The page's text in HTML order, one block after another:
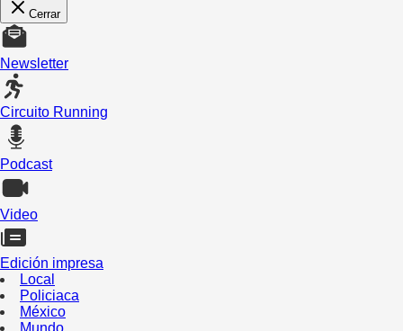
Cerrar
Newsletter
Circuito Running
Podcast
Video
Edición impresa
Local
Policiaca
México